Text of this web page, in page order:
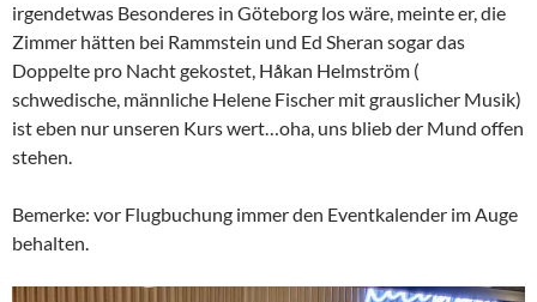
irgendetwas Besonderes in Göteborg los wäre, meinte er, die
Zimmer hätten bei Rammstein und Ed Sheran sogar das
Doppelte pro Nacht gekostet, Håkan Helmström (
schwedische, männliche Helene Fischer mit grauslicher Musik)
ist eben nur unseren Kurs wert…oha, uns blieb der Mund offen
stehen.
Bemerke: vor Flugbuchung immer den Eventkalender im Auge
behalten.